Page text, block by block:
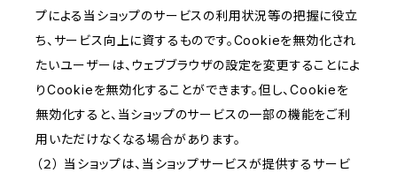
プによる当ショップのサービスの利用状況等の把握に役立
ち、サービス向上に資するものです。Cookieを無効化され
たいユーザーは、ウェブブラウザの設定を変更することによ
りCookieを無効化することができます。但し、Cookieを
無効化すると、当ショップのサービスの一部の機能をご利
用いただけなくなる場合があります。
（２） 当ショップは、当ショップサービスが提供するサービ